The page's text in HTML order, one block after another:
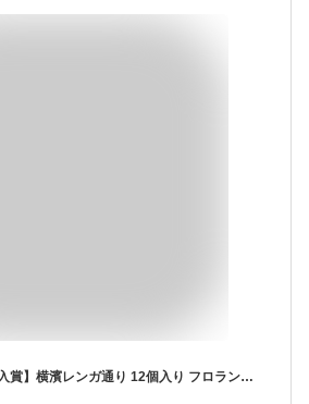
【楽天週間ランキング入賞】横濱レンガ通り 12個入り フロランタン ウィッシュボン【横浜 お土産】｜お菓子 横浜 土産 アーモンドクッキー 洋菓子 神奈川 お土産 おみやげ 手土産 お菓子 帰省土産 お取り寄せ 贈り物 ギフト お取り寄せグルメ